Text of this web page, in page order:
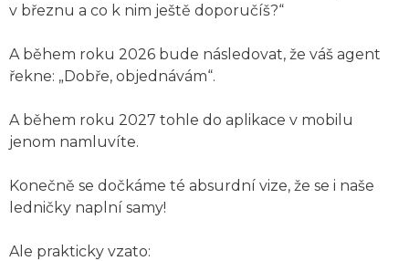
v březnu a co k nim ještě doporučíš?“
A během roku 2026 bude následovat, že váš agent
řekne: „Dobře, objednávám“.
A během roku 2027 tohle do aplikace v mobilu
jenom namluvíte.
Konečně se dočkáme té absurdní vize, že se i naše
ledničky naplní samy!
Ale prakticky vzato: